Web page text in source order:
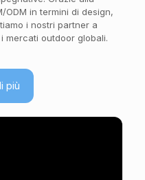
ODM in termini di design,
i nostri partner a
mercati outdoor globali.
più